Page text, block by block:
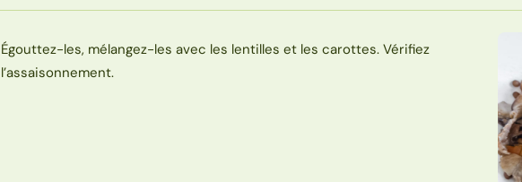
Égouttez-les, mélangez-les avec les lentilles et les carottes. Vérifiez
l’assaisonnement.